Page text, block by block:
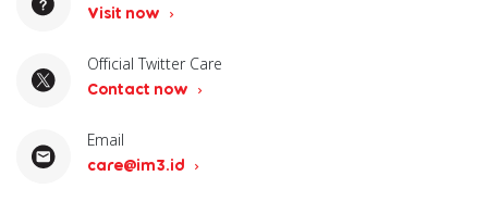
Visit now
Official Twitter Care
Contact now
Email
care@im3.id